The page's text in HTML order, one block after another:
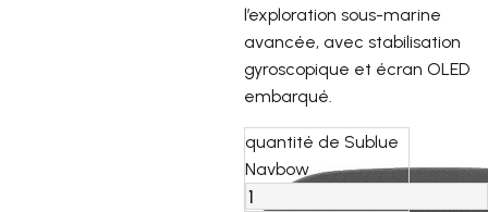
l’exploration sous-marine
avancée, avec stabilisation
gyroscopique et écran OLED
embarqué.
quantité de Sublue
Navbow